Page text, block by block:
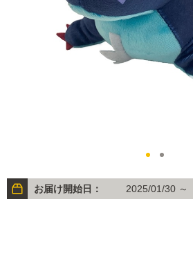
お届け開始日： 2025/01/30 ～